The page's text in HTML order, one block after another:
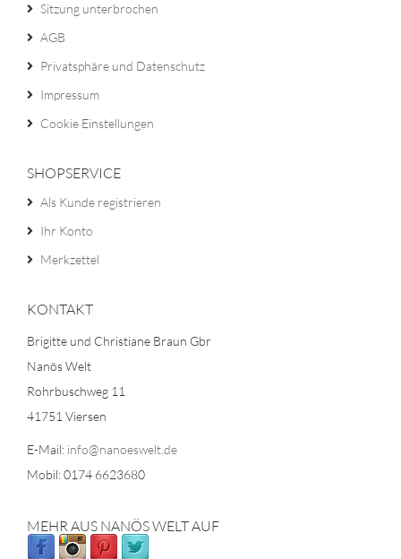
Sitzung unterbrochen
AGB
Privatsphäre und Datenschutz
Impressum
Cookie Einstellungen
SHOPSERVICE
Als Kunde registrieren
Ihr Konto
Merkzettel
KONTAKT
Brigitte und Christiane Braun Gbr
Nanös Welt
Rohrbuschweg 11
41751 Viersen
E-Mail: info@nanoeswelt.de
Mobil: 0174 6623680
MEHR AUS NANÖS WELT AUF